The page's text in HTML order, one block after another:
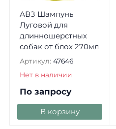
АВЗ Шампунь
Луговой для
длинношерстных
собак от блох 270мл
Артикул: 47646
Нет в наличии
По запросу
В корзину